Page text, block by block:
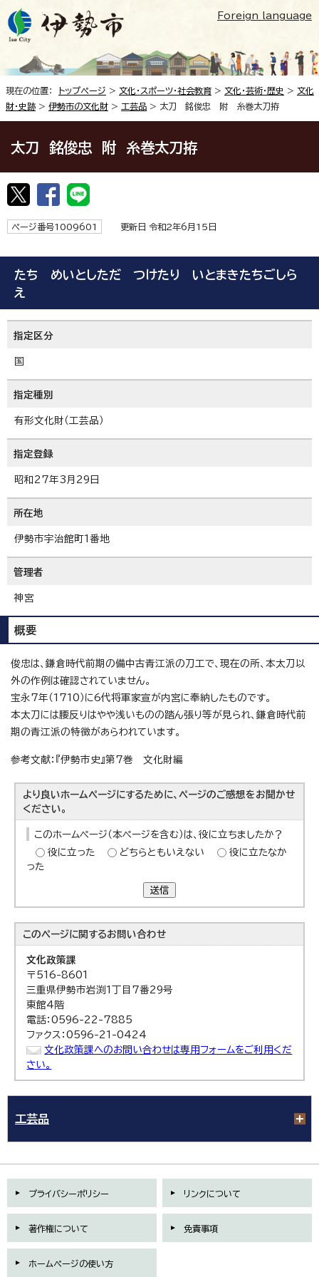
Foreign language
現在の位置： トップページ > 文化・スポーツ・社会教育 > 文化・芸術・歴史 > 文化
財・史跡 > 伊勢市の文化財 > 工芸品 > 太刀 銘俊忠 附 糸巻太刀拵
太刀 銘俊忠 附 糸巻太刀拵
ページ番号1009601 更新日 令和2年6月15日
たち めいとしただ つけたり いとまきたちごしら
え
指定区分
国
指定種別
有形文化財（工芸品）
指定登録
昭和27年3月29日
所在地
伊勢市宇治館町1番地
管理者
神宮
概要
俊忠は、鎌倉時代前期の備中古青江派の刀工で、現在の所、本太刀以
外の作例は確認されていません。
宝永7年（1710）に6代将軍家宣が内宮に奉納したものです。
本太刀には腰反りはやや浅いものの踏ん張り等が見られ、鎌倉時代前
期の青江派の特徴があらわれています。
参考文献：『伊勢市史』第7巻 文化財編
より良いホームページにするために、ページのご感想をお聞かせ
ください。
このホームページ（本ページを含む）は、役に立ちましたか？
役に立った
どちらともいえない
役に立たなか
った
送信
このページに関するお問い合わせ
文化政策課
〒516-8601
三重県伊勢市岩渕1丁目7番29号
東館4階
電話：0596-22-7885
ファクス：0596-21-0424
文化政策課へのお問い合わせは専用フォームをご利用くだ
さい。
工芸品
プライバシーポリシー リンクについて
著作権について 免責事項
ホームページの使い方